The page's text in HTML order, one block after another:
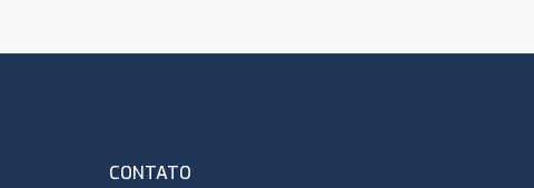
CONTATO